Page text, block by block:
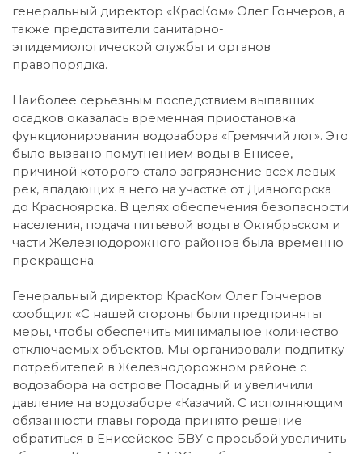
генеральный директор «КрасКом» Олег Гончеров, а
также представители санитарно-
эпидемиологической службы и органов
правопорядка.
Наиболее серьезным последствием выпавших
осадков оказалась временная приостановка
функционирования водозабора «Гремячий лог». Это
было вызвано помутнением воды в Енисее,
причиной которого стало загрязнение всех левых
рек, впадающих в него на участке от Дивногорска
до Красноярска. В целях обеспечения безопасности
населения, подача питьевой воды в Октябрьском и
части Железнодорожного районов была временно
прекращена.
Генеральный директор КрасКом Олег Гончеров
сообщил: «С нашей стороны были предприняты
меры, чтобы обеспечить минимальное количество
отключаемых объектов. Мы организовали подпитку
потребителей в Железнодорожном районе с
водозабора на острове Посадный и увеличили
давление на водозаборе «Казачий. С исполняющим
обязанности главы города принято решение
обратиться в Енисейское БВУ с просьбой увеличить